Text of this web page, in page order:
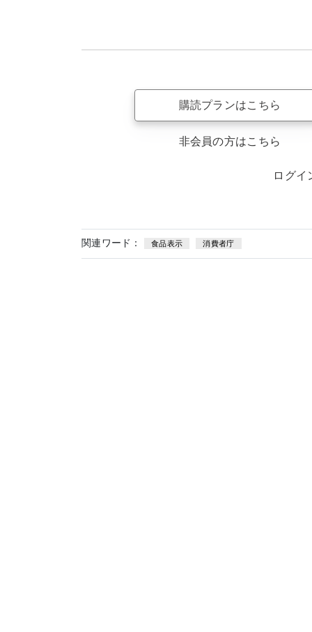
購読プランはこちら
非会員の方はこちら
ログイ
関連ワード： 食品表示 消費者庁